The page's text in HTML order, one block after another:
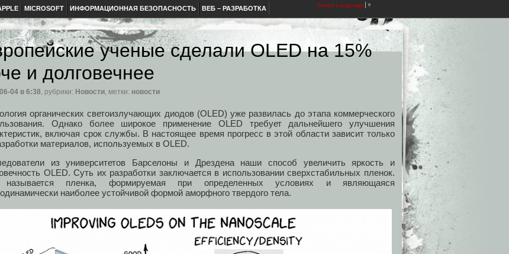
MICROSOFT ИНФОРМАЦИОННАЯ БЕЗОПАСНОСТЬ ВЕБ – РАЗРАБОТКА Select Language ▼
ученые сделали OLED на 15%
и долговечнее
04 в 6:38, рубрики: Новости, метки: новости
органических светоизлучающих диодов (OLED) уже развилась до этапа коммерческого
Однако более широкое применение OLED требует дальнейшего улучшения
включая срок службы. В настоящее время прогресс в этой области зависит только
материалов, используемых в OLED.
из университетов Барселоны и Дрездена наши способ увеличить яркость и
OLED. Суть их разработки заключается в использовании сверхстабильных пленок.
пленка, формируемая при определенных условиях и являющаяся
наиболее устойчивой формой аморфного твердого тела.